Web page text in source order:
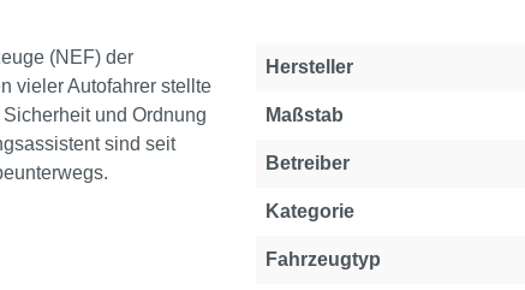
(NEF) der
vieler Autofahrer stellte
und Ordnung
sind seit
Hersteller
Maßstab
Betreiber
Kategorie
Fahrzeugtyp